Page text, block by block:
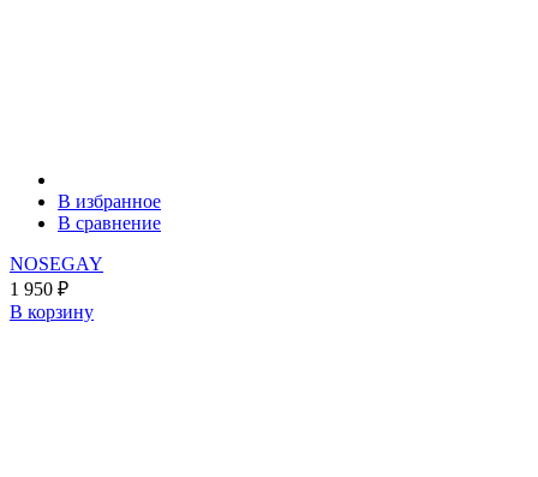
В избранное
В сравнение
NOSEGAY
1 950 ₽
В корзину